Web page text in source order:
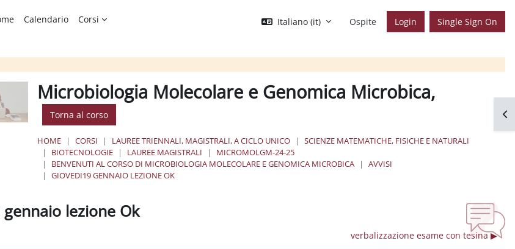
Calendario Corsi Italiano ‎(it)‎ Ospite Login Single Sign On
Microbiologia Molecolare e Genomica Microbica,
Torna al corso
HOME CORSI LAUREE TRIENNALI, MAGISTRALI, A CICLO UNICO
SCIENZE MATEMATICHE, FISICHE E NATURALI
BIOTECNOLOGIE
LAUREE MAGISTRALI
MICROMOLGM-24-25
BENVENUTI AL CORSO DI MICROBIOLOGIA MOLECOLARE E GENOMICA MICROBICA
AVVISI
GIOVEDI19 GENNAIO LEZIONE OK
lezione Ok
verbalizzazione esame con tesina ▶︎